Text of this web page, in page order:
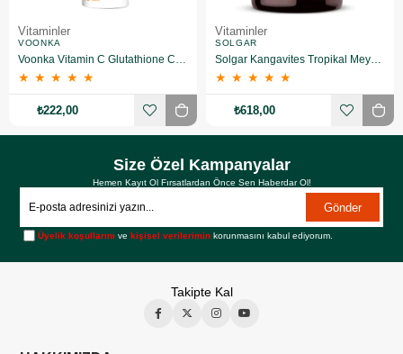
Vitaminler
VOONKA
Voonka Vitamin C Glutathione Complex Efervesan 15 Tablet
★ ★ ★ ★ ★
₺222,00
Vitaminler
SOLGAR
Solgar Kangavites Tropikal Meyve Aromalı 60 Tablet
★ ★ ★ ★ ★
₺618,00
Size Özel Kampanyalar
Hemen Kayıt Ol Fırsatlardan Önce Sen Haberdar Ol!
Gönder
Üyelik koşullarını vekişisel verilerimin korunmasını kabul ediyorum.
Takipte Kal